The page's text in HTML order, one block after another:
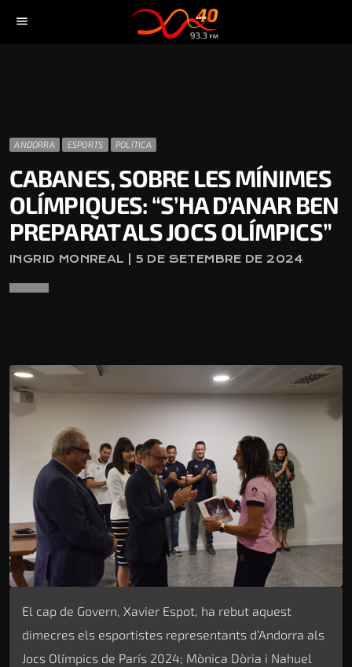
menu
ANDORRA ESPORTS POLÍTICA
CABANES, SOBRE LES MÍNIMES
OLÍMPIQUES: “S’HA D’ANAR BEN
PREPARAT ALS JOCS OLÍMPICS”
INGRID MONREAL | 5 DE SETEMBRE DE 2024
El cap de Govern, Xavier Espot, ha rebut aquest
dimecres els esportistes representants d’Andorra als
Jocs Olímpics de París 2024; Mònica Dòria i Nahuel